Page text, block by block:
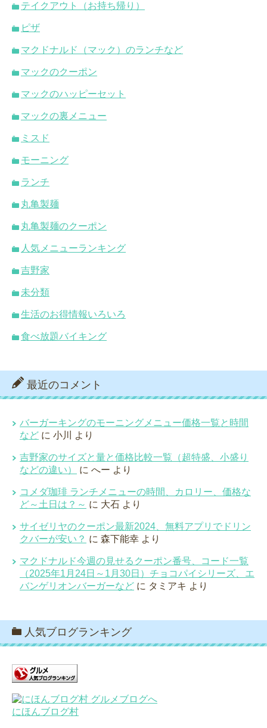
テイクアウト（お持ち帰り）
ピザ
マクドナルド（マック）のランチなど
マックのクーポン
マックのハッピーセット
マックの裏メニュー
ミスド
モーニング
ランチ
丸亀製麺
丸亀製麺のクーポン
人気メニューランキング
吉野家
未分類
生活のお得情報いろいろ
食べ放題バイキング
最近のコメント
バーガーキングのモーニングメニュー価格一覧と時間
など に 小川 より
吉野家のサイズと量と価格比較一覧（超特盛、小盛り
などの違い）
に へー より
コメダ珈琲 ランチメニューの時間、カロリー、価格な
ど～土日は？～ に 大石 より
サイゼリヤのクーポン最新2024、無料アプリでドリン
クバーが安い？ に 森下能幸 より
マクドナルド今週の見せるクーポン番号、コード一覧
（2025年1月24日～1月30日）チョコパイシリーズ、エ
バンゲリオンバーガーなど に タミアキ より
人気ブログランキング
にほんブログ村